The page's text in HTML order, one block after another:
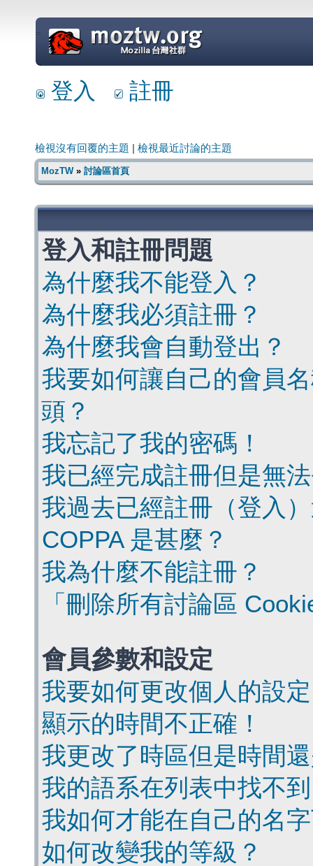
=
登入 註冊
檢視沒有回覆的主題 檢視最近討論的主題
MozTW» 討論區首頁
登入和註冊問題
為什麼我不能登入？
為什麼我必須註冊？
為什麼我會自動登出？
我要如何讓自己的會員
頭？
我忘記了我的密碼！
我已經完成註冊但是無
我過去已經註冊（登入
COPPA 是甚麼？
我為什麼不能註冊？
「刪除所有討論區
會員參數和設定
我要如何更改個人的設
顯示的時間不正確！
我更改了時區但是時間
我的語系在列表中找不
我如何才能在自己的名
如何改變我的等級？